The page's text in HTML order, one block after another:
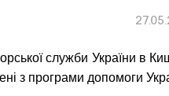
служби України в
з програми допомоги